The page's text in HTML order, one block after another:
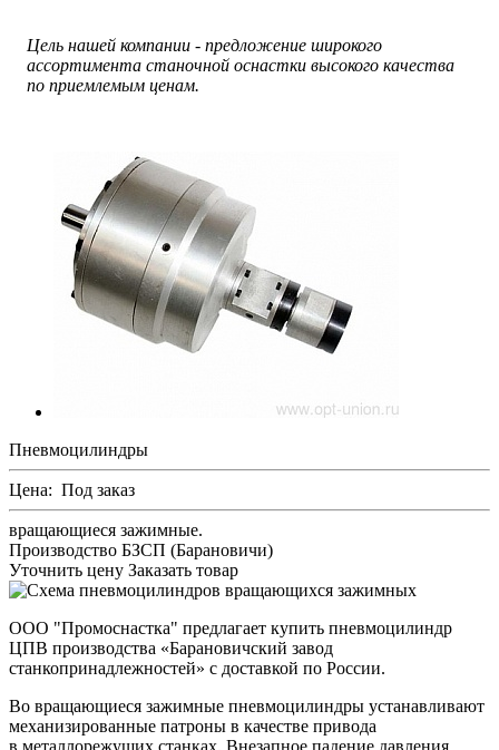
Цель нашей компании - предложение широкого
ассортимента станочной оснастки высокого качества
по приемлемым ценам.
Пневмоцилиндры
Цена: Под заказ
вращающиеся зажимные.
Производство БЗСП (Барановичи)
Уточнить цену Заказать товар
ООО "Промоснастка" предлагает купить пневмоцилиндр
ЦПВ производства «Барановичский завод
станкопринадлежностей» с доставкой по России.
Во вращающиеся зажимные пневмоцилиндры устанавливают
механизированные патроны в качестве привода
в металлорежущих станках. Внезапное падение давления